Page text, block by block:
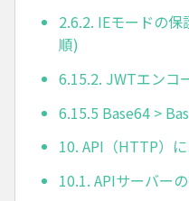
2.6.2. IEモードの
順)
6.15.2. JWTエンコ
6.15.5 Base64 >
10. API（HTTP）
10.1. APIサーバー